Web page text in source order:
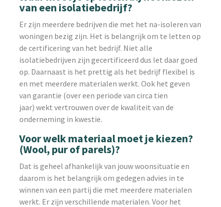
van een isolatiebedrijf?
Er zijn meerdere bedrijven die met het na-isoleren van
woningen bezig zijn. Het is belangrijk om te letten op
de certificering van het bedrijf. Niet alle
isolatiebedrijven zijn gecertificeerd dus let daar goed
op. Daarnaast is het prettig als het bedrijf flexibel is
en met meerdere materialen werkt. Ook het geven
van garantie (over een periode van circa tien
jaar) wekt vertrouwen over de kwaliteit van de
onderneming in kwestie.
Voor welk materiaal moet je kiezen?
(Wool, pur of parels)?
Dat is geheel afhankelijk van jouw woonsituatie en
daarom is het belangrijk om gedegen advies in te
winnen van een partij die met meerdere materialen
werkt. Er zijn verschillende materialen. Voor het